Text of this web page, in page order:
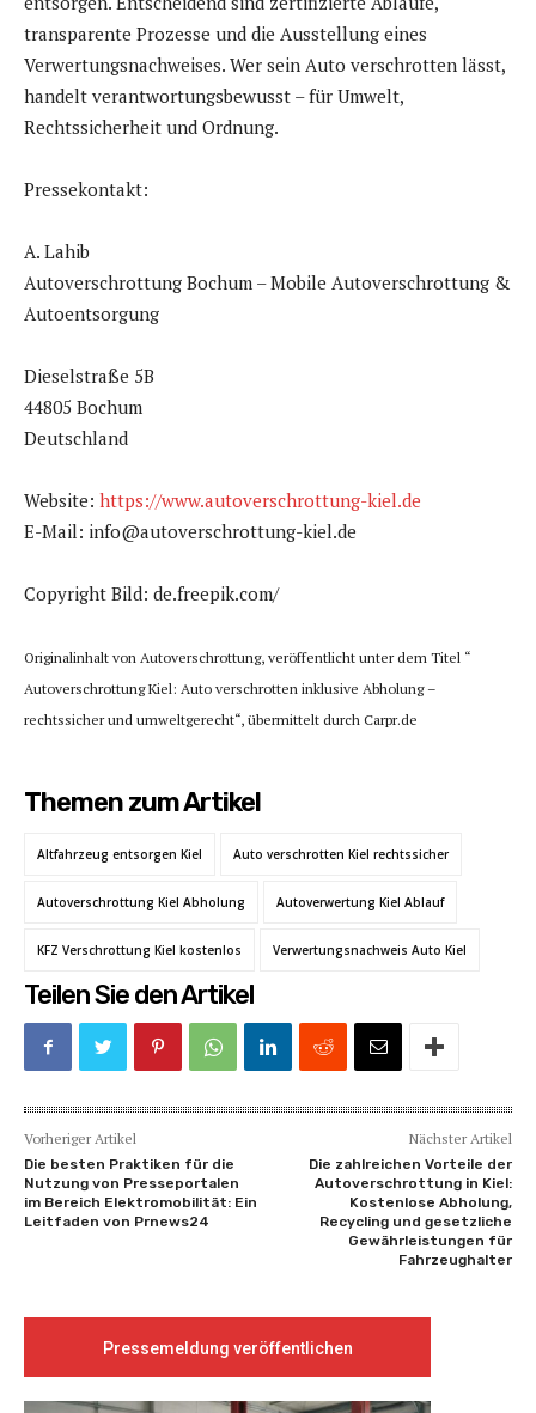
transparente Prozesse und die Ausstellung eines
Verwertungsnachweises. Wer sein Auto verschrotten lässt,
handelt verantwortungsbewusst – für Umwelt,
Rechtssicherheit und Ordnung.
Pressekontakt:
A. Lahib
Autoverschrottung Bochum – Mobile Autoverschrottung &
Autoentsorgung
Dieselstraße 5B
44805 Bochum
Deutschland
Website: https://www.autoverschrottung-kiel.de
E-Mail: info@autoverschrottung-kiel.de
Copyright Bild: de.freepik.com/
Originalinhalt von Autoverschrottung, veröffentlicht unter dem Titel “
Autoverschrottung Kiel: Auto verschrotten inklusive Abholung –
rechtssicher und umweltgerecht“, übermittelt durch Carpr.de
Themen zum Artikel
Altfahrzeug entsorgen Kiel Auto verschrotten Kiel rechtssicher
Autoverschrottung Kiel Abholung Autoverwertung Kiel Ablauf
KFZ Verschrottung Kiel kostenlos Verwertungsnachweis Auto Kiel
Teilen Sie den Artikel
Vorheriger Artikel
Die besten Praktiken für die
Nutzung von Presseportalen
im Bereich Elektromobilität: Ein
Leitfaden von Prnews24
Nächster Artikel
Die zahlreichen Vorteile der
Autoverschrottung in Kiel:
Kostenlose Abholung,
Recycling und gesetzliche
Gewährleistungen für
Fahrzeughalter
Pressemeldung veröffentlichen